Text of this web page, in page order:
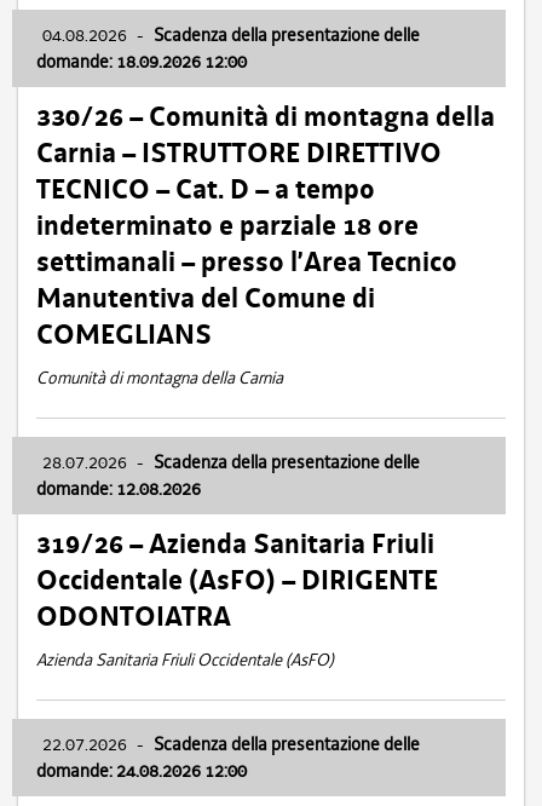
04.08.2026 - Scadenza della presentazione delle
domande: 18.09.2026 12:00
330/26 – Comunità di montagna della
Carnia – ISTRUTTORE DIRETTIVO
TECNICO – Cat. D – a tempo
indeterminato e parziale 18 ore
settimanali – presso l’Area Tecnico
Manutentiva del Comune di
COMEGLIANS
Comunità di montagna della Carnia
28.07.2026 - Scadenza della presentazione delle
domande: 12.08.2026
319/26 – Azienda Sanitaria Friuli
Occidentale (AsFO) – DIRIGENTE
ODONTOIATRA
Azienda Sanitaria Friuli Occidentale (AsFO)
22.07.2026 - Scadenza della presentazione delle
domande: 24.08.2026 12:00